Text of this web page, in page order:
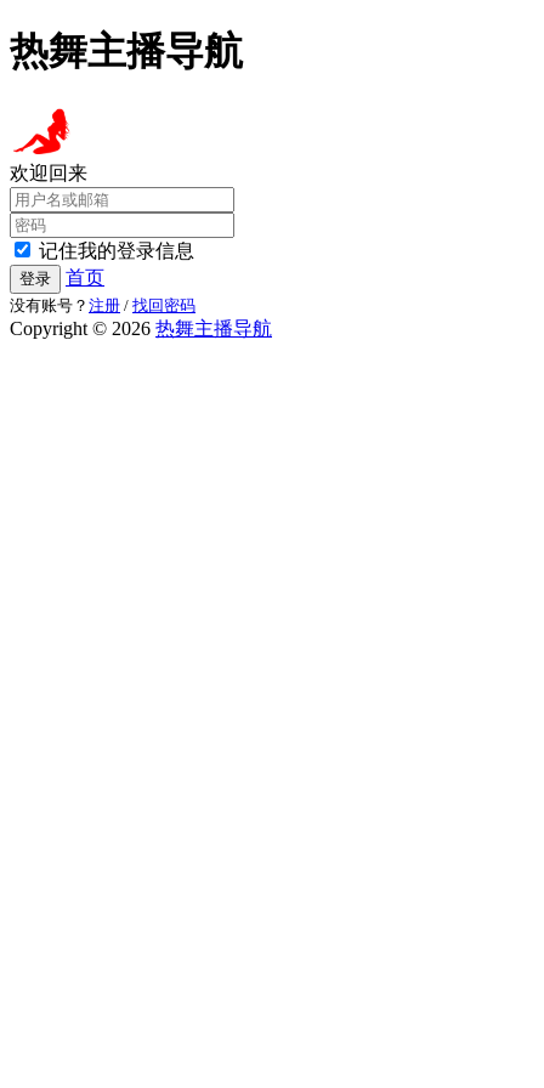
热舞主播导航
欢迎回来
记住我的登录信息
登录 首页
没有账号？ 注册 / 找回密码
Copyright © 2026 热舞主播导航